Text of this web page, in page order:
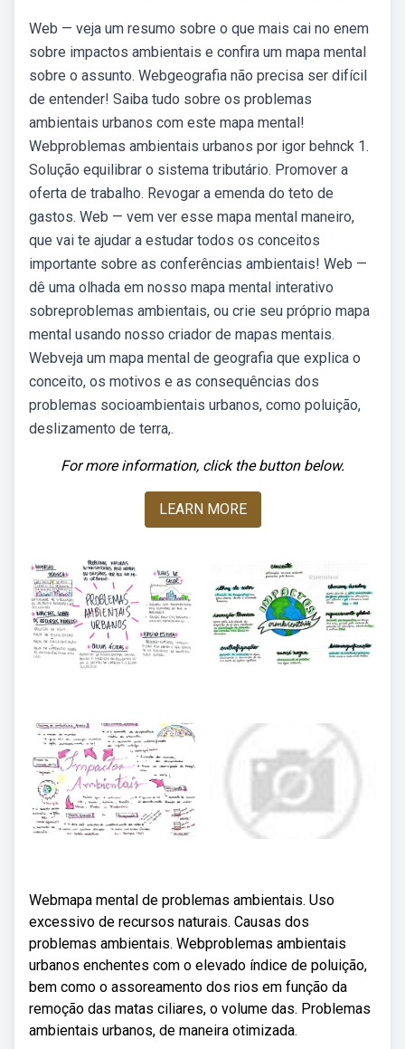
Web — veja um resumo sobre o que mais cai no enem
sobre impactos ambientais e confira um mapa mental
sobre o assunto. Webgeografia não precisa ser difícil
de entender! Saiba tudo sobre os problemas
ambientais urbanos com este mapa mental!
Webproblemas ambientais urbanos por igor behnck 1.
Solução equilibrar o sistema tributário. Promover a
oferta de trabalho. Revogar a emenda do teto de
gastos. Web — vem ver esse mapa mental maneiro,
que vai te ajudar a estudar todos os conceitos
importante sobre as conferências ambientais! Web —
dê uma olhada em nosso mapa mental interativo
sobreproblemas ambientais, ou crie seu próprio mapa
mental usando nosso criador de mapas mentais.
Webveja um mapa mental de geografia que explica o
conceito, os motivos e as consequências dos
problemas socioambientais urbanos, como poluição,
deslizamento de terra,.
For more information, click the button below.
LEARN MORE
Webmapa mental de problemas ambientais. Uso
excessivo de recursos naturais. Causas dos
problemas ambientais. Webproblemas ambientais
urbanos enchentes com o elevado índice de poluição,
bem como o assoreamento dos rios em função da
remoção das matas ciliares, o volume das. Problemas
ambientais urbanos, de maneira otimizada.